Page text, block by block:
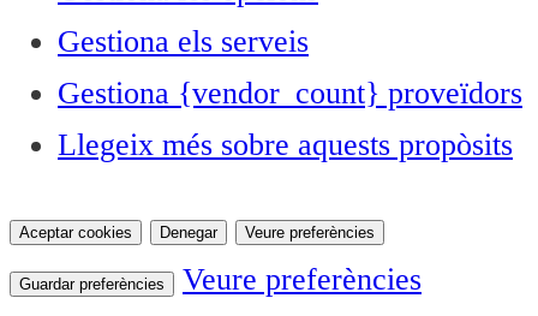
Gestiona els serveis
Gestiona {vendor_count} proveïdors
Llegeix més sobre aquests propòsits
Aceptar cookies Denegar Veure preferències
Guardar preferències Veure preferències